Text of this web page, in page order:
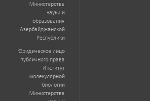
Министерства
науки и
образования
Азербайджанской
Республики
Юридическое лицо
публичного права
Институт
молекулярной
биологии
Министерства